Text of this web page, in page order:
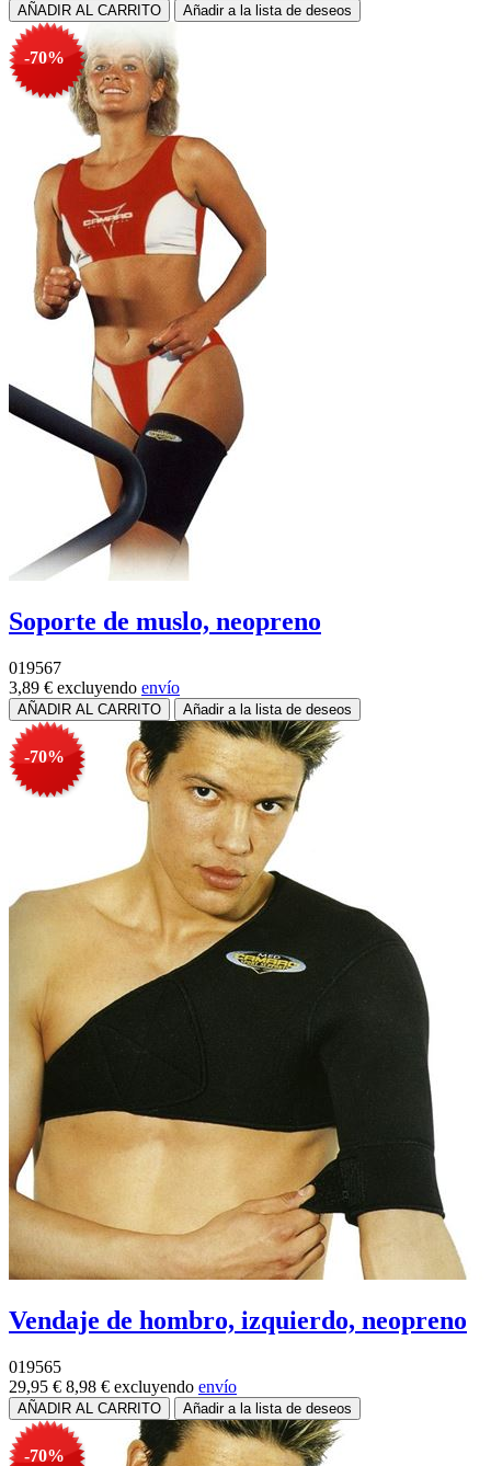
-70%
Soporte de muslo, neopreno
019567
3,89 € excluyendo envío
-70%
Vendaje de hombro, izquierdo, neopreno
019565
29,95 € 8,98 € excluyendo envío
-70%